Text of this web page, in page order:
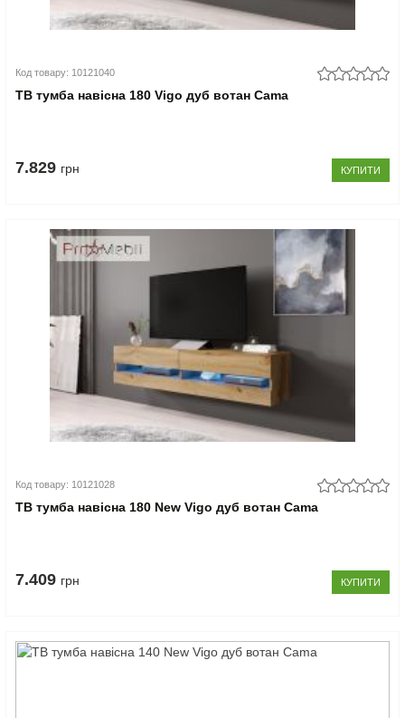
Код товару: 10121040
ТВ тумба навісна 180 Vigo дуб вотан Cama
7.829 грн КУПИТИ
Код товару: 10121028
ТВ тумба навісна 180 New Vigo дуб вотан Cama
7.409 грн КУПИТИ